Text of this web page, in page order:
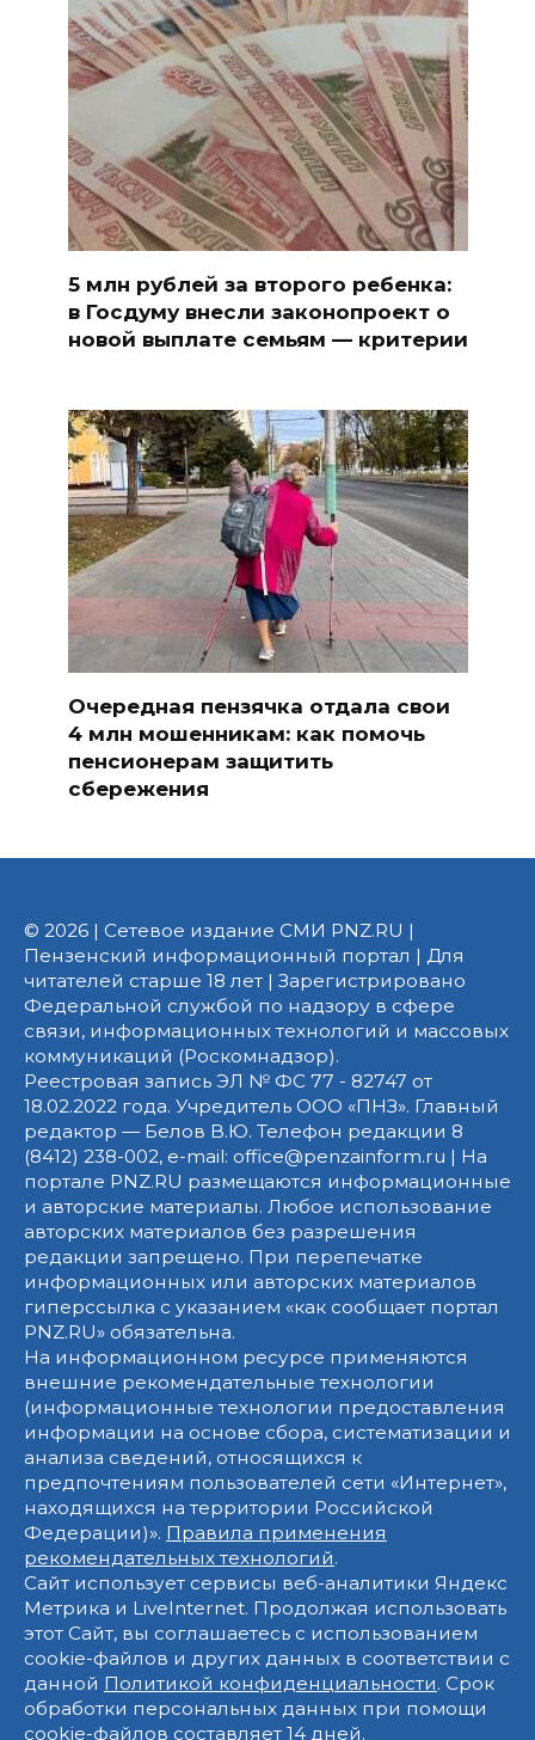
5 млн рублей за второго ребенка:
в Госдуму внесли законопроект о
новой выплате семьям — критерии
Очередная пензячка отдала свои
4 млн мошенникам: как помочь
пенсионерам защитить
сбережения
© 2026 | Сетевое издание СМИ PNZ.RU |
Пензенский информационный портал | Для
читателей старше 18 лет | Зарегистрировано
Федеральной службой по надзору в сфере
связи, информационных технологий и массовых
коммуникаций (Роскомнадзор).
Реестровая запись ЭЛ № ФС 77 - 82747 от
18.02.2022 года. Учредитель ООО «ПНЗ». Главный
редактор — Белов В.Ю. Телефон редакции 8
(8412) 238-002, e-mail: office@penzainform.ru | На
портале PNZ.RU размещаются информационные
и авторские материалы. Любое использование
авторских материалов без разрешения
редакции запрещено. При перепечатке
информационных или авторских материалов
гиперссылка с указанием «как сообщает портал
PNZ.RU» обязательна.
На информационном ресурсе применяются
внешние рекомендательные технологии
(информационные технологии предоставления
информации на основе сбора, систематизации и
анализа сведений, относящихся к
предпочтениям пользователей сети «Интернет»,
находящихся на территории Российской
Федерации)». Правила применения
рекомендательных технологий.
Сайт использует сервисы веб-аналитики Яндекс
Метрика и LiveInternet. Продолжая использовать
этот Сайт, вы соглашаетесь с использованием
cookie-файлов и других данных в соответствии с
данной Политикой конфиденциальности. Срок
обработки персональных данных при помощи
cookie-файлов составляет 14 дней.